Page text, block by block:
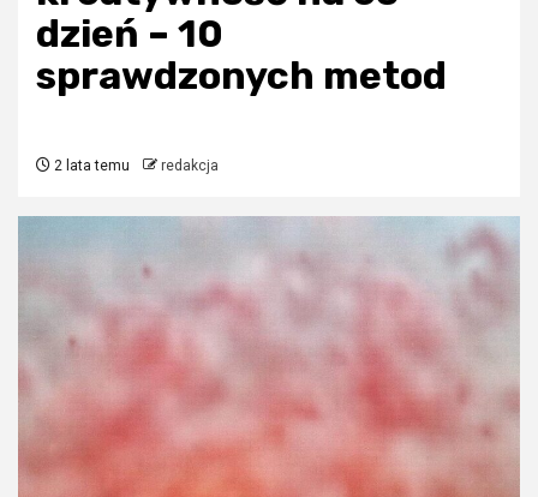
dzień – 10
sprawdzonych metod
2 lata temu redakcja